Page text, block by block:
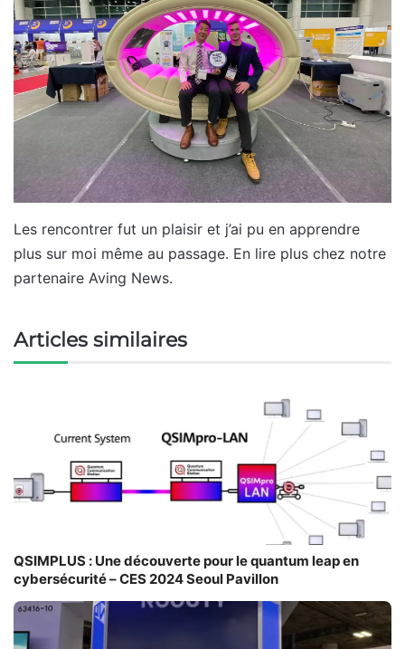
Les rencontrer fut un plaisir et j’ai pu en apprendre
plus sur moi même au passage. En lire plus chez notre
partenaire Aving News.
Articles similaires
QSIMPLUS : Une découverte pour le quantum leap en
cybersécurité – CES 2024 Seoul Pavillon